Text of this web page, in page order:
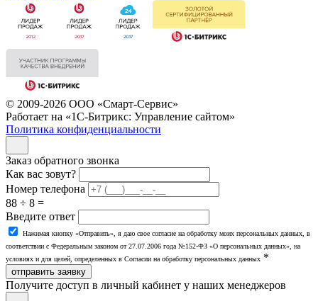
© 2009-2026 ООО «Смарт-Сервис»
Работает на «1С-Битрикс: Управление сайтом»
Политика конфиденциальности
Заказ обратного звонка
Как вас зовут?
Номер телефона
88 ÷ 8 =
Введите ответ
Нажимая кнопку «Отправить», я даю свое согласие на обработку моих персональных данных, в
соответствии с Федеральным законом от 27.07.2006 года №152-ФЗ «О персональных данных», на
условиях и для целей, определенных в Согласии на обработку персональных данных *
отправить заявку
Получите доступ в личный кабинет у наших менеджеров